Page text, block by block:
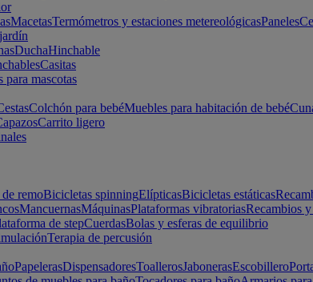
MacetasTermómetros y estaciones metereológicasPaneles
DuchaHinchable
Casitas
para mascotas
Colchón para bebéMuebles para habitación de bebé
Carrito ligero
remoBicicletas spinningElípticasBicicletas estáticas
MancuernasMáquinasPlataformas vibratoriasRecambios
de stepCuerdasBolas y esferas de equilibrio
Terapia de percusión
PapelerasDispensadoresToallerosJabonerasEscobillero